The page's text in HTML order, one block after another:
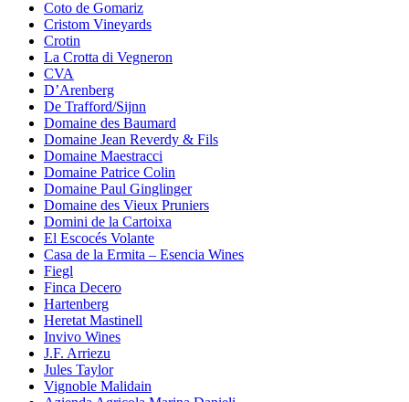
Coto de Gomariz
Cristom Vineyards
Crotin
La Crotta di Vegneron
CVA
D’Arenberg
De Trafford/Sijnn
Domaine des Baumard
Domaine Jean Reverdy & Fils
Domaine Maestracci
Domaine Patrice Colin
Domaine Paul Ginglinger
Domaine des Vieux Pruniers
Domini de la Cartoixa
El Escocés Volante
Casa de la Ermita – Esencia Wines
Fiegl
Finca Decero
Hartenberg
Heretat Mastinell
Invivo Wines
J.F. Arriezu
Jules Taylor
Vignoble Malidain